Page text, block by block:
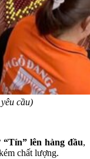
cầu)
“Tín” lên hàng đầu,
chất lượng.